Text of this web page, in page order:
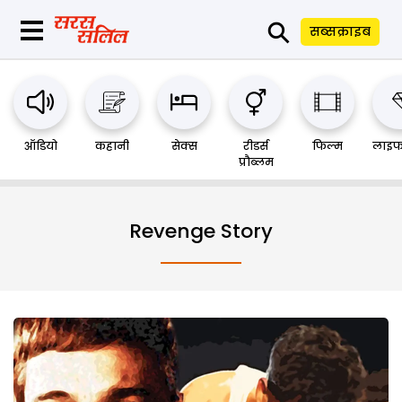
⚲ सब्सक्राइब
ऑडियो कहानी सेक्स
रीडर्स
प्रौब्लम
फिल्म
Revenge Story